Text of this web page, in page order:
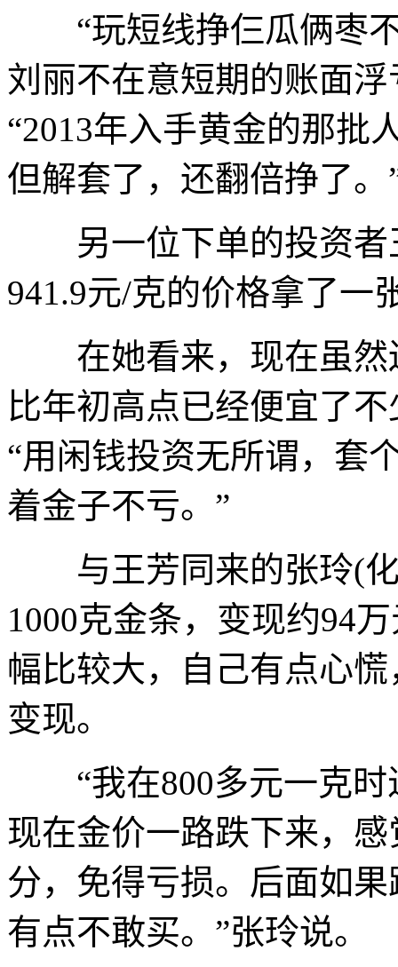
“玩短线挣仨瓜俩枣不
刘丽不在意短期的账面
“2013年入手黄金的那批
但解套了，还翻倍挣了。
另一位下单的投资者
941.9元/克的价格拿了一
在她看来，现在虽然
比年初高点已经便宜了
“用闲钱投资无所谓，套
着金子不亏。”
与王芳同来的张玲(化
1000克金条，变现约94
幅比较大，自己有点心
变现。
“我在800多元一克时
现在金价一路跌下来，
分，免得亏损。后面如
有点不敢买。”张玲说。